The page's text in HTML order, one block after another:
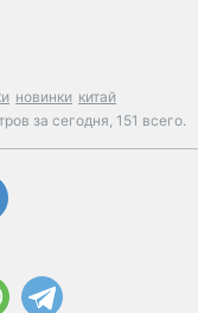
новинки китай
за сегодня, 151 всего.